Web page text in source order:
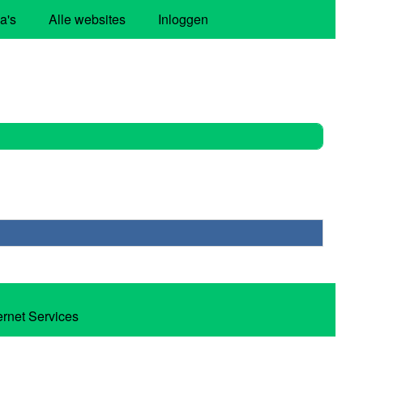
Alle websites Inloggen
Services